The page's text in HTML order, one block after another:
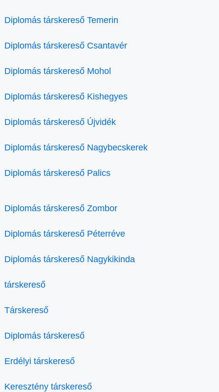
Diplomás társkereső Temerin
Diplomás társkereső Csantavér
Diplomás társkereső Mohol
Diplomás társkereső Kishegyes
Diplomás társkereső Újvidék
Diplomás társkereső Nagybecskerek
Diplomás társkereső Palics
Diplomás társkereső Zombor
Diplomás társkereső Péterréve
Diplomás társkereső Nagykikinda
társkereső
Társkereső
Diplomás társkereső
Erdélyi társkereső
Keresztény társkereső